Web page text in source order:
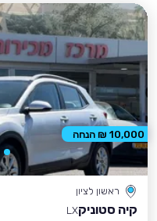
ראשון לציון
קיה סטוניקLX
10,000 ₪ הנחה